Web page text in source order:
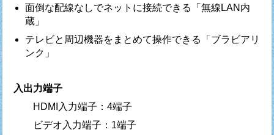
面倒な配線なしでネットに接続できる「無線LAN内
蔵」
テレビと周辺機器をまとめて操作できる「ブラビアリ
ンク」
入出力端子
HDMI入力端子：4端子
ビデオ入力端子：1端子